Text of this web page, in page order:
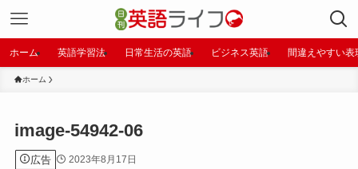
ホーム 英語学習法 日常生活の英語 ビジネス英語 間違えやすい表
ホーム
image-54942-06
広告 2023年8月17日